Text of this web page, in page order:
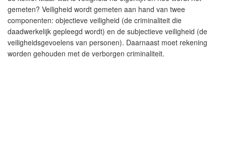
gemeten? Veiligheid wordt gemeten aan hand van twee
componenten: objectieve veiligheid (de criminaliteit die
daadwerkelijk gepleegd wordt) en de subjectieve veiligheid (de
veiligheidsgevoelens van personen). Daarnaast moet rekening
worden gehouden met de verborgen criminaliteit.